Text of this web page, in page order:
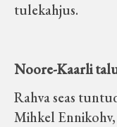
tulekahjus.
Noore-Kaarli
Rahva seas
Mihkel